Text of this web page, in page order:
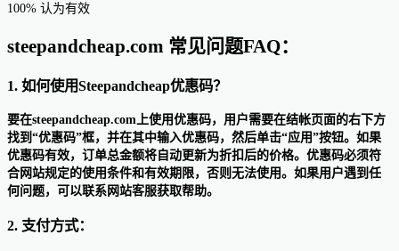
100% 认为有效
steepandcheap.com 常见问题FAQ：
1. 如何使用Steepandcheap优惠码？
要在steepandcheap.com上使用优惠码，用户需要在结帐页面的右下方
找到“优惠码”框，并在其中输入优惠码，然后单击“应用”按钮。如果
优惠码有效，订单总金额将自动更新为折扣后的价格。优惠码必须符
合网站规定的使用条件和有效期限，否则无法使用。如果用户遇到任
何问题，可以联系网站客服获取帮助。
2. 支付方式：